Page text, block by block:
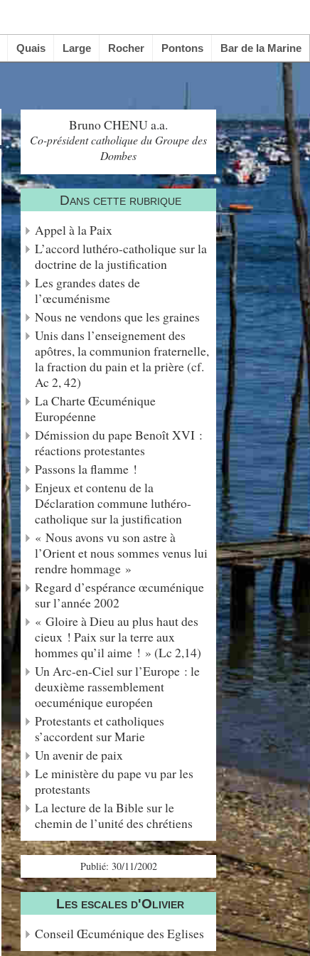
Quais Large Rocher Pontons Bar de la Marine
Bruno CHENU a.a.
Co-président catholique du Groupe des
Dombes
Dans cette rubrique
Appel à la Paix
L’accord luthéro-catholique sur la
doctrine de la justification
Les grandes dates de
l’œcuménisme
Nous ne vendons que les graines
Unis dans l’enseignement des
apôtres, la communion fraternelle,
la fraction du pain et la prière (cf.
Ac 2, 42)
La Charte Œcuménique
Européenne
Démission du pape Benoît XVI :
réactions protestantes
Passons la flamme !
Enjeux et contenu de la
Déclaration commune luthéro-
catholique sur la justification
« Nous avons vu son astre à
l’Orient et nous sommes venus lui
rendre hommage »
Regard d’espérance œcuménique
sur l’année 2002
« Gloire à Dieu au plus haut des
cieux ! Paix sur la terre aux
hommes qu’il aime ! » (Lc 2,14)
Un Arc-en-Ciel sur l’Europe : le
deuxième rassemblement
oecuménique européen
Protestants et catholiques
s’accordent sur Marie
Un avenir de paix
Le ministère du pape vu par les
protestants
La lecture de la Bible sur le
chemin de l’unité des chrétiens
Publié: 30/11/2002
Les escales d'Olivier
Conseil Œcuménique des Eglises